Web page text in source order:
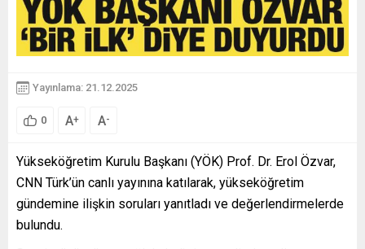
Yayınlama: 21.12.2025
0 A+ A-
Yükseköğretim Kurulu Başkanı (YÖK) Prof. Dr. Erol Özvar,
CNN Türk’ün canlı yayınına katılarak, yükseköğretim
gündemine ilişkin soruları yanıtladı ve değerlendirmelerde
bulundu.